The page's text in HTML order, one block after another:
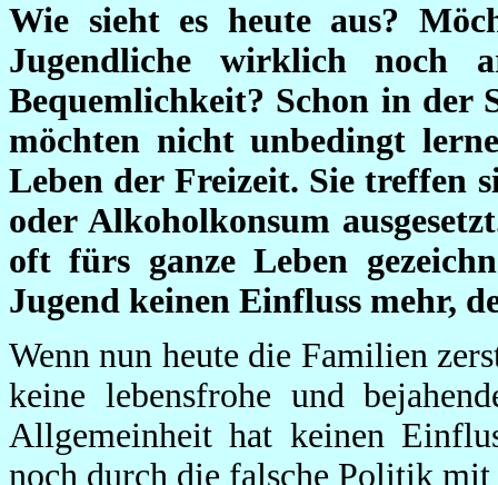
Wie sieht es heute aus?
Jugendliche wirklich noch
Bequemlichkeit? Schon in der
möchten nicht unbedingt
Leben der Freizeit. Sie treffen
oder Alkoholkonsum
oft fürs ganze Leben
Jugend keinen Einfluss mehr,
Wenn nun heute die Familien
keine lebensfrohe und
Allgemeinheit hat keinen
noch durch die falsche Politik